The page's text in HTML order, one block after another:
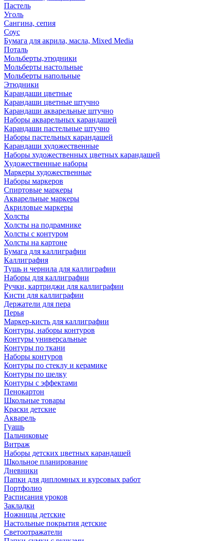
Пастель
Уголь
Сангина, сепия
Соус
Бумага для акрила, масла, Mixed Media
Поталь
Мольберты,этюдники
Мольберты настольные
Мольберты напольные
Этюдники
Карандаши цветные
Карандаши цветные штучно
Карандаши акварельные штучно
Наборы акварельных карандашей
Карандаши пастельные штучно
Наборы пастельных карандашей
Карандаши художественные
Наборы художественных цветных карандашей
Художественные наборы
Маркеры художественные
Наборы маркеров
Спиртовые маркеры
Акварельные маркеры
Акриловые маркеры
Холсты
Холсты на подрамнике
Холсты с контуром
Холсты на картоне
Бумага для каллиграфии
Каллиграфия
Тушь и чернила для каллиграфии
Наборы для каллиграфии
Ручки, картриджи для каллиграфии
Кисти для каллиграфии
Держатели для пера
Перья
Маркер-кисть для каллиграфии
Контуры, наборы контуров
Контуры универсальные
Контуры по ткани
Наборы контуров
Контуры по стеклу и керамике
Контуры по шелку
Контуры с эффектами
Пенокартон
Школьные товары
Краски детские
Акварель
Гуашь
Пальчиковые
Витраж
Наборы детских цветных карандашей
Школьное планирование
Дневники
Папки для дипломных и курсовых работ
Портфолио
Расписания уроков
Закладки
Ножницы детские
Настольные покрытия детские
Светоотражатели